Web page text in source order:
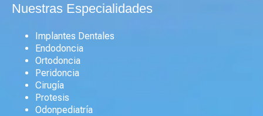
Nuestras Especialidades
Implantes Dentales
Endodoncia
Ortodoncia
Peridoncia
Cirugía
Protesis
Odonpediatría